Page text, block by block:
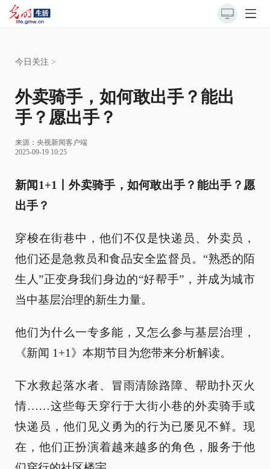
今日关注 >
外卖骑手，如何敢出手？能出
手？愿出手？
来源： 央视新闻客户端
2025-09-19 10:25
新闻1+1丨外卖骑手，如何敢出手？能出手？愿
出手？
穿梭在街巷中，他们不仅是快递员、外卖员，
他们还是急救员和食品安全监督员。“熟悉的陌
生人”正变身我们身边的“好帮手”，并成为城市
当中基层治理的新生力量。
他们为什么一专多能，又怎么参与基层治理，
《新闻 1+1》本期节目为您带来分析解读。
下水救起落水者、冒雨清除路障、帮助扑灭火
情……这些每天穿行于大街小巷的外卖骑手或
快递员，他们见义勇为的行为已屡见不鲜。现
在，他们正扮演着越来越多的角色，服务于他